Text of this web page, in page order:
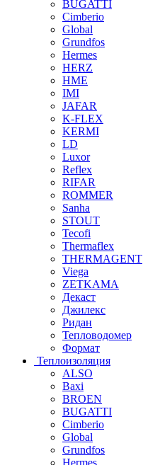
BUGATTI
Cimberio
Global
Grundfos
Hermes
HERZ
HME
IMI
JAFAR
K-FLEX
KERMI
LD
Luxor
Reflex
RIFAR
ROMMER
Sanha
STOUT
Tecofi
Thermaflex
THERMAGENT
Viega
ZETKAMA
Декаст
Джилекс
Ридан
Тепловодомер
Формат
Теплоизоляция
ALSO
Baxi
BROEN
BUGATTI
Cimberio
Global
Grundfos
Hermes